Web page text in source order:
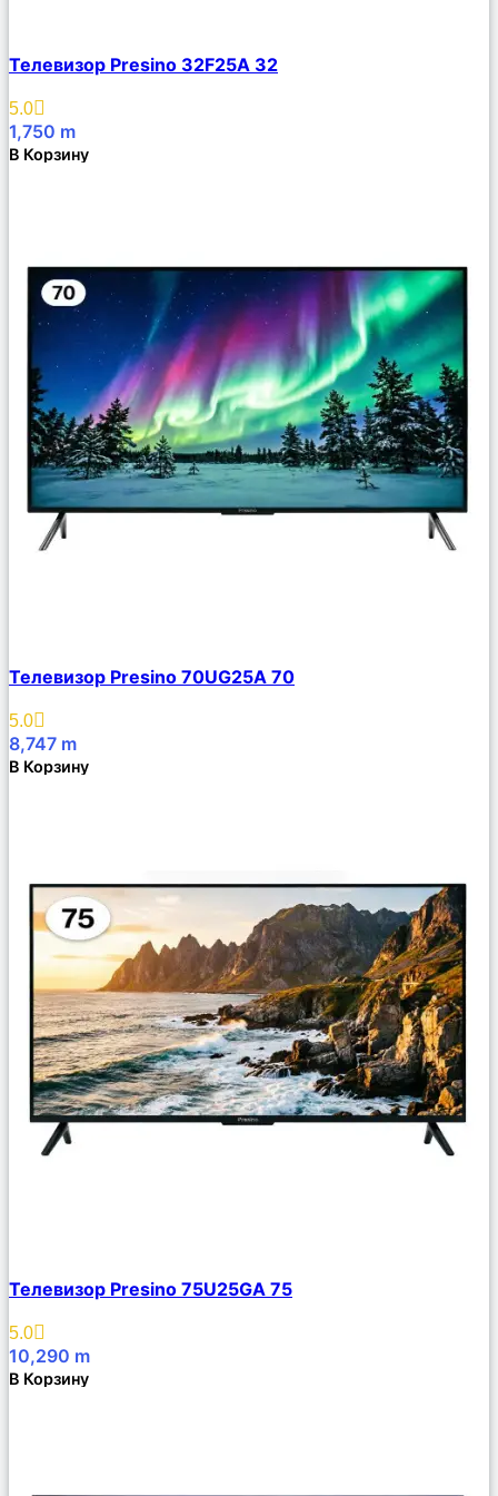
Описание
Избранное
Телевизор Presino 32F25A 32
5.0
1,750 m
В Корзину
Описание
Избранное
Телевизор Presino 70UG25A 70
5.0
8,747 m
В Корзину
Описание
Избранное
Телевизор Presino 75U25GA 75
5.0
10,290 m
В Корзину